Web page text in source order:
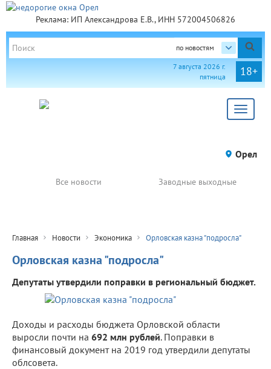
Реклама: ИП Александрова Е.В., ИНН 572004506826
по новостям
18+
7 августа 2026 г.
пятница
Toggle
Орел
Все новости Заводные выходные
Главная Новости Экономика Орловская казна "подросла"
Орловская казна "подросла"
Депутаты утвердили поправки в региональный бюджет.
Доходы и расходы бюджета Орловской области
выросли почти на 692 млн рублей. Поправки в
финансовый документ на 2019 год утвердили депутаты
облсовета.